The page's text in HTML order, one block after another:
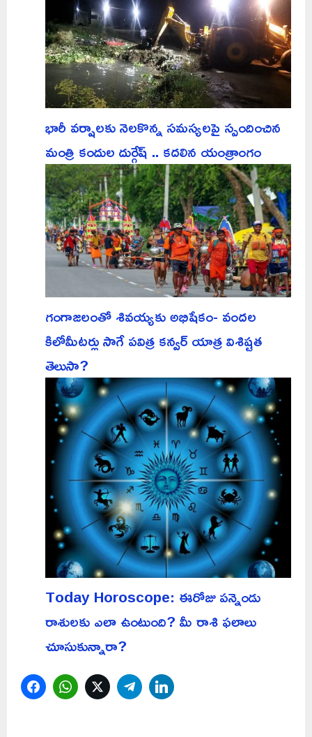
భారీ వర్షాలకు నెలకొన్న సమస్యలపై స్పందించిన
మంత్రి కందుల దుర్గేష్ .. కదలిన యంత్రాంగం
గంగాజలంతో శివయ్యకు అభిషేకం- వందల
కిలోమీటర్లు సాగే పవిత్ర కన్వర్ యాత్ర విశిష్టత
తెలుసా?
Today Horoscope: ఈరోజు పన్నెండు
రాశులకు ఎలా ఉంటుంది? మీ రాశి ఫలాలు
చూసుకున్నారా?
FacebookWhatsAppTwitterTelegram